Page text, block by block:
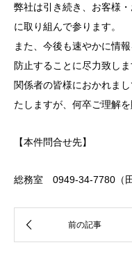
弊社は引き続き、お客様
に取り組んで参ります。
また、今後も速やかに情
防止することに尽力致しま
関係者の皆様におかれま
たしますが、何卒ご理解
【本件問合せ先】
総務室 0949-34-7780（